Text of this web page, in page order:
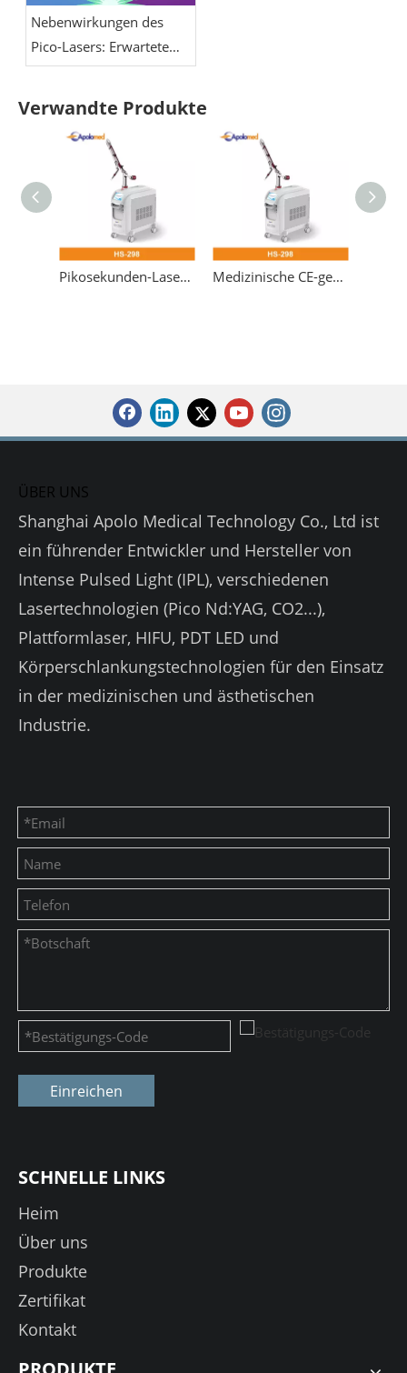
Nebenwirkungen des
Pico-Lasers: Erwartete
Reaktionen vs.
Verwandte Produkte
Pikosekunden-Lasermaschine zur Pigmententfernung Medizinische CE-geprüfte beste Vertival Pikosekunden-Laser-Tätowierungsmaschine
ÜBER UNS
Shanghai Apolo Medical Technology Co., Ltd ist
ein führender Entwickler und Hersteller von
Intense Pulsed Light (IPL), verschiedenen
Lasertechnologien (Pico Nd:YAG, CO2...),
Plattformlaser, HIFU, PDT LED und
Körperschlankungstechnologien für den Einsatz
in der medizinischen und ästhetischen
Industrie.
Einreichen
SCHNELLE LINKS
Heim
Über uns
Produkte
Zertifikat
Kontakt